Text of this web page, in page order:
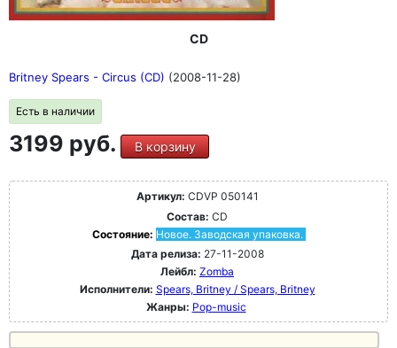
CD
Britney Spears - Circus (CD) (2008-11-28)
Есть в наличии
3199 руб. В корзину
Артикул: CDVP 050141
Состав: CD
Состояние: Новое. Заводская упаковка.
Дата релиза: 27-11-2008
Лейбл: Zomba
Исполнители: Spears, Britney / Spears, Britney
Жанры: Pop-music